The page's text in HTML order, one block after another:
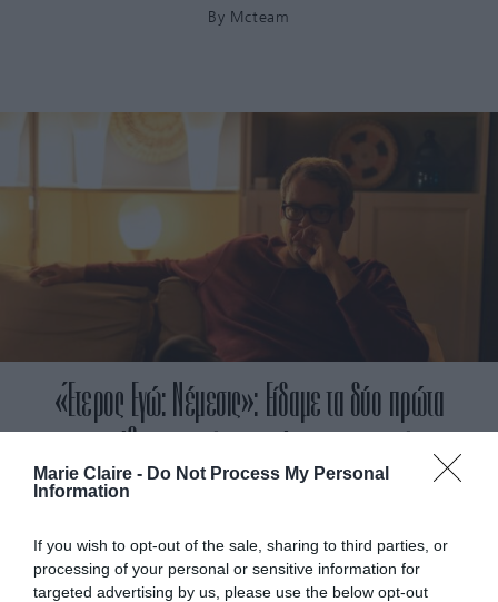
Marie Claire - Do Not Process My Personal
Information
If you wish to opt-out of the sale, sharing to third parties, or
processing of your personal or sensitive information for
targeted advertising by us, please use the below opt-out
By Mcteam
«Έτερος Εγώ: Νέμεσις»: Είδαμε τα δύο πρώτα
επεισόδια της τρίτης σεζόν της κορυφαίας
ελληνικής σειράς (και ανυπομονούμε για τα
υπόλοιπα)
ByΓεωργία Καρκάνη